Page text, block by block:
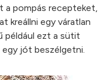
a pompás recepteket,
kreállni egy váratlan
például ezt a sütit
egy jót beszélgetni.